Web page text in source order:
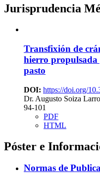
Jurisprudencia
Transfixión de
hierro
pasto
DOI: https://doi.org/
Dr. Augusto Soiza
94-101
PDF
HTML
Póster e
Normas de